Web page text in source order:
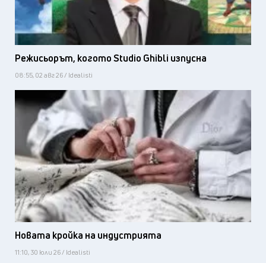
Режисьорът, когото Studio Ghibli изпусна
08:55, 02 авг 26 / Idealisti
Новата кройка на индустрията
11:10, 30 юли 26 / Idealisti